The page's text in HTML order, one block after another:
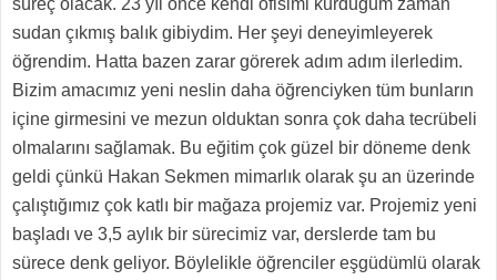
süreç olacak. 23 yıl önce kendi ofisimi kurduğum zaman
sudan çıkmış balık gibiydim. Her şeyi deneyimleyerek
öğrendim. Hatta bazen zarar görerek adım adım ilerledim.
Bizim amacımız yeni neslin daha öğrenciyken tüm bunların
içine girmesini ve mezun olduktan sonra çok daha tecrübeli
olmalarını sağlamak. Bu eğitim çok güzel bir döneme denk
geldi çünkü Hakan Sekmen mimarlık olarak şu an üzerinde
çalıştığımız çok katlı bir mağaza projemiz var. Projemiz yeni
başladı ve 3,5 aylık bir sürecimiz var, derslerde tam bu
sürece denk geliyor. Böylelikle öğrenciler eşgüdümlü olarak